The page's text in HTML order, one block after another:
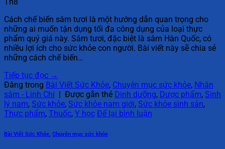
Cách chế biến sâm tươi là một hướng dẫn quan trọng cho
những ai muốn tận dụng tối đa công dụng của loại thực
phẩm quý giá này. Sâm tươi, đặc biệt là sâm Hàn Quốc, có
nhiều lợi ích cho sức khỏe con người. Bài viết này sẽ chia sẻ
những cách chế biến…
Tiếp tục đọc →
Đăng trong Bài Viết Sức Khỏe, Chuyên mục sức khỏe, Nhân
sâm - Linh Chi | Được gắn thẻ Dinh dưỡng, Dược phẩm, Sinh
lý nam, Sức khỏe, Sức khỏe nam giới, Sức khỏe sinh sản,
Thực phẩm, Thuốc, Y học Để lại bình luận
Bài Viết Sức Khỏe Chuyên mục sức khỏe